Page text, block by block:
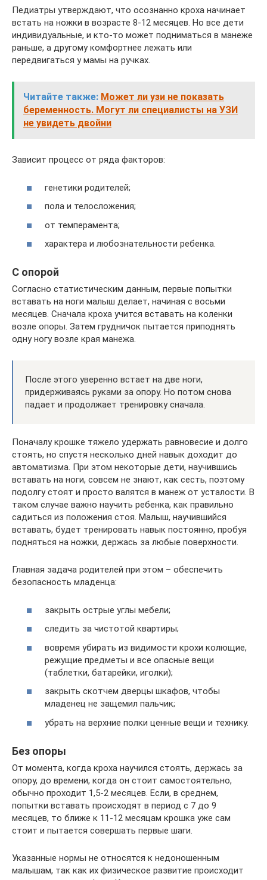
Педиатры утверждают, что осознанно кроха начинает
встать на ножки в возрасте 8-12 месяцев. Но все дети
индивидуальные, и кто-то может подниматься в манеже
раньше, а другому комфортнее лежать или
передвигаться у мамы на ручках.
Читайте также: Может ли узи не показать
беременность. Могут ли специалисты на УЗИ
не увидеть двойни
Зависит процесс от ряда факторов:
генетики родителей;
пола и телосложения;
от темперамента;
характера и любознательности ребенка.
С опорой
Согласно статистическим данным, первые попытки
вставать на ноги малыш делает, начиная с восьми
месяцев. Сначала кроха учится вставать на коленки
возле опоры. Затем грудничок пытается приподнять
одну ногу возле края манежа.
После этого уверенно встает на две ноги,
придерживаясь руками за опору. Но потом снова
падает и продолжает тренировку сначала.
Поначалу крошке тяжело удержать равновесие и долго
стоять, но спустя несколько дней навык доходит до
автоматизма. При этом некоторые дети, научившись
вставать на ноги, совсем не знают, как сесть, поэтому
подолгу стоят и просто валятся в манеж от усталости. В
таком случае важно научить ребенка, как правильно
садиться из положения стоя. Малыш, научившийся
вставать, будет тренировать навык постоянно, пробуя
подняться на ножки, держась за любые поверхности.
Главная задача родителей при этом – обеспечить
безопасность младенца:
закрыть острые углы мебели;
следить за чистотой квартиры;
вовремя убирать из видимости крохи колющие,
режущие предметы и все опасные вещи
(таблетки, батарейки, иголки);
закрыть скотчем дверцы шкафов, чтобы
младенец не защемил пальчик;
убрать на верхние полки ценные вещи и технику.
Без опоры
От момента, когда кроха научился стоять, держась за
опору, до времени, когда он стоит самостоятельно,
обычно проходит 1,5-2 месяцев. Если, в среднем,
попытки вставать происходят в период с 7 до 9
месяцев, то ближе к 11-12 месяцам крошка уже сам
стоит и пытается совершать первые шаги.
Указанные нормы не относятся к недоношенным
малышам, так как их физическое развитие происходит